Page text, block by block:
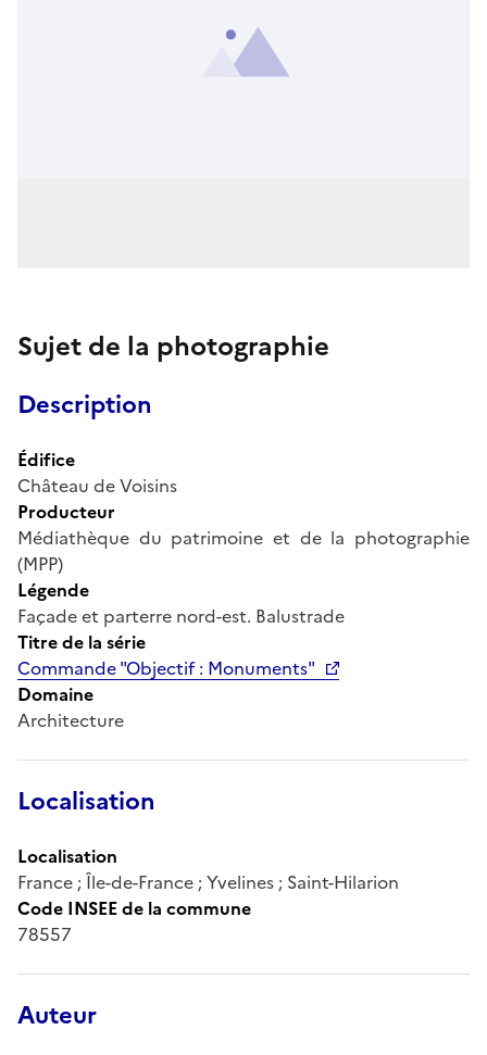
Sujet de la photographie
Description
Édifice
Château de Voisins
Producteur
Médiathèque du patrimoine et de la photographie
(MPP)
Légende
Façade et parterre nord-est. Balustrade
Titre de la série
Commande "Objectif : Monuments"
Domaine
Architecture
Localisation
Localisation
France ; Île-de-France ; Yvelines ; Saint-Hilarion
Code INSEE de la commune
78557
Auteur